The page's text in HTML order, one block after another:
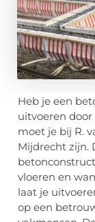
Heb je een
uitvoeren door
moet je bij R.
Mijdrecht zijn.
vloeren en
laat je
op een